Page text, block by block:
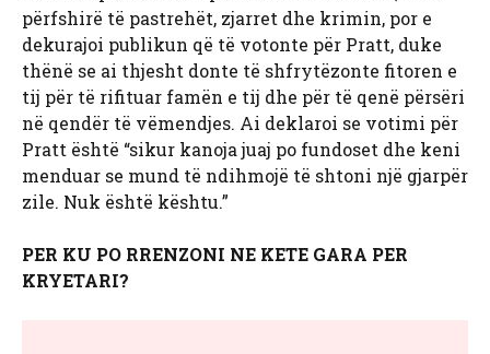
përfshirë të pastrehët, zjarret dhe krimin, por e
dekurajoi publikun që të votonte për Pratt, duke
thënë se ai thjesht donte të shfrytëzonte fitoren e
tij për të rifituar famën e tij dhe për të qenë përsëri
në qendër të vëmendjes. Ai deklaroi se votimi për
Pratt është “sikur kanoja juaj po fundoset dhe keni
menduar se mund të ndihmojë të shtoni një gjarpër
zile. Nuk është kështu.”
PER KU PO RRENZONI NE KETE GARA PER
KRYETARI?